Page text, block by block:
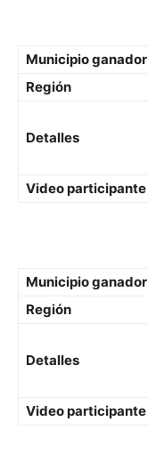
Municipio ganador
Región
Detalles
Video participante
Municipio ganador
Región
Detalles
Video participante